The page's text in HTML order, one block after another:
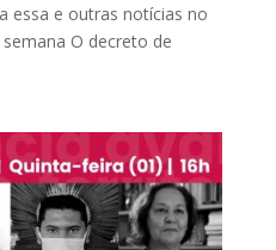
essa e outras notícias no
O decreto de